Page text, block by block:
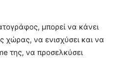
μπορεί να κάνει
χώρας, να ενισχύσει και να
της, να προσελκύσει